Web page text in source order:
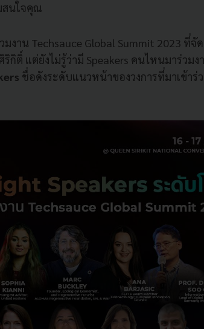
สนใจคุณ
งาน Techsauce Global Summit 2023 ที่
ติ์ แต่ยังไม่รู้ว่ามี Speakers คนไหนมาร่วมง
ชื่อดังระดับแนวหน้าของวงการที่มาเข้าร่